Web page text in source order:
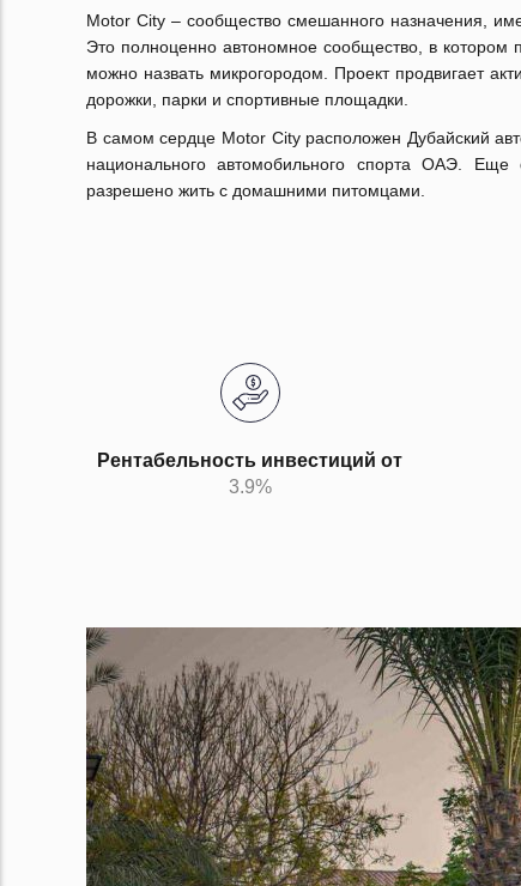
Motor City – сообщество смешанного назначения,
Это полноценно автономное сообщество, в котором
можно назвать микрогородом. Проект продвигает
дорожки, парки и спортивные площадки.
В самом сердце Motor City расположен Дубайский
национального автомобильного спорта ОАЭ. Еще
разрешено жить с домашними питомцами.
Рентабельность инвестиций от
3.9%